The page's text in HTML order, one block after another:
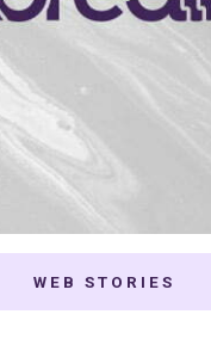
WEB STORIES
Thai
First e